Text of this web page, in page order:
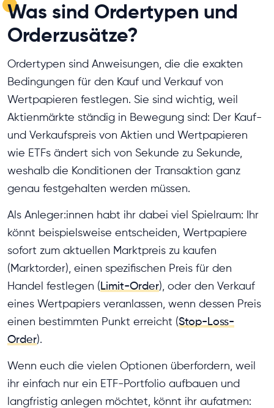
Was sind Ordertypen und
Orderzusätze?
Ordertypen sind Anweisungen, die die exakten
Bedingungen für den Kauf und Verkauf von
Wertpapieren festlegen. Sie sind wichtig, weil
Aktienmärkte ständig in Bewegung sind: Der Kauf-
und Verkaufspreis von Aktien und Wertpapieren
wie ETFs ändert sich von Sekunde zu Sekunde,
weshalb die Konditionen der Transaktion ganz
genau festgehalten werden müssen.
Als Anleger:innen habt ihr dabei viel Spielraum: Ihr
könnt beispielsweise entscheiden, Wertpapiere
sofort zum aktuellen Marktpreis zu kaufen
(Marktorder), einen spezifischen Preis für den
Handel festlegen ( Limit-Order), oder den Verkauf
eines Wertpapiers veranlassen, wenn dessen Preis
einen bestimmten Punkt erreicht (Stop-Loss-
Order).
Wenn euch die vielen Optionen überfordern, weil
ihr einfach nur ein ETF-Portfolio aufbauen und
langfristig anlegen möchtet, könnt ihr aufatmen: